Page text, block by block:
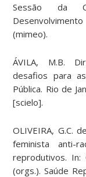
Sessão da
(mimeo).
ÁVILA, M.B.
desafios para
Pública. Rio de
[scielo].
OLIVEIRA, G.C.
feminista anti-
reprodutivos. In:
(orgs.). Saúde